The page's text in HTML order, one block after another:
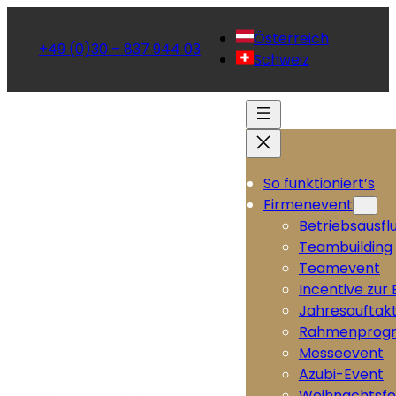
+49 (0)30 – 837 944 03
Österreich
Schweiz
So funktioniert’s
Firmenevent
Teambuilding
Teamevent
Incentive zur
Messeevent
Azubi-Event